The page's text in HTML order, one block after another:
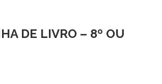
DE LIVRO – 8º OU